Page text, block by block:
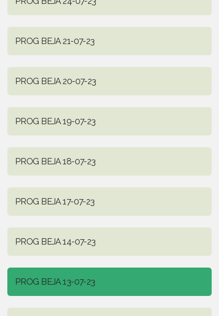
PROG BEJA 21-07-23
PROG BEJA 20-07-23
PROG BEJA 19-07-23
PROG BEJA 18-07-23
PROG BEJA 17-07-23
PROG BEJA 14-07-23
PROG BEJA 13-07-23